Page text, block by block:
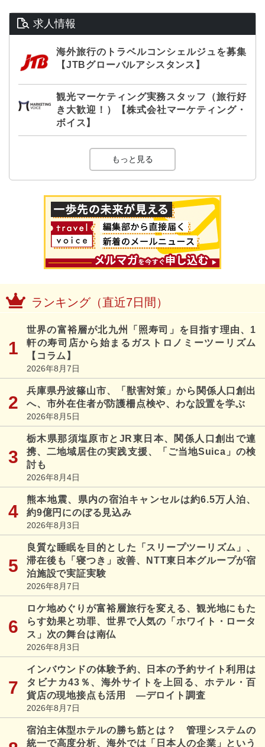
求人情報
海外旅行のトラベルコンシェルジュを募集
【JTBグローバルアシスタンス】
観光マーケティング実務スタッフ（旅行好
き大歓迎！）【株式会社マーケティング・
ボイス】
もっと見る
ランキング（直近7日間）
世界の富裕層が北九州「照寿司」を目指す理由、1
軒の寿司店から始まるガストロノミーツーリズム
【コラム】
2026年8月7日
兵庫県丹波篠山市、「獣害対策」から関係人口創出
へ、市外在住者が防護柵点検や、わな設置を学ぶ
2026年8月5日
栃木県那須塩原市とJR東日本、関係人口創出で連
携、二地域居住の実践支援、「ご当地Suica」の検
討も
2026年8月4日
熊本地震、県内の宿泊キャンセルは約6.5万人泊、
約9億円にのぼる見込み
2026年8月3日
良質な睡眠を目的とした「スリープツーリズム」、
滞在後も「寝つき」改善、NTT東日本グループが宿
泊施設で実証実験
2026年8月7日
ロケ地めぐりが富裕層旅行を変える、観光地にもた
らす効果と功罪、世界で人気の「ホワイト・ロータ
ス」次の舞台は南仏
2026年8月3日
インバウンドの体験予約、日本の予約サイト利用は
タビナカ43％、海外サイトを上回る、ホテル・百
貨店の現地接点も活用 ―デロイト調査
2026年8月7日
宿泊主体型ホテルの勝ち筋とは？ 管理システムの
統一で高度分析、海外では「日本人の企業」という